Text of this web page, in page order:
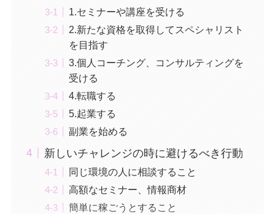
1.セミナーや講座を受ける
2.新たな資格を取得してスペシャリスト
を目指す
3.個人コーチング、コンサルティングを
受ける
4.転職する
5.起業する
副業を始める
新しいチャレンジの時に避けるべき行動
同じ環境の人に相談すること
高額なセミナー、情報商材
簡単に稼ごうとすること